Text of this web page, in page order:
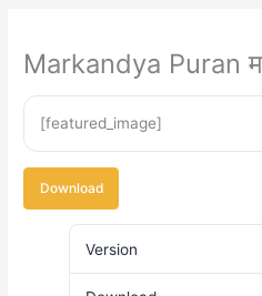
Markandya Puran
[featured_image]
Download
Version